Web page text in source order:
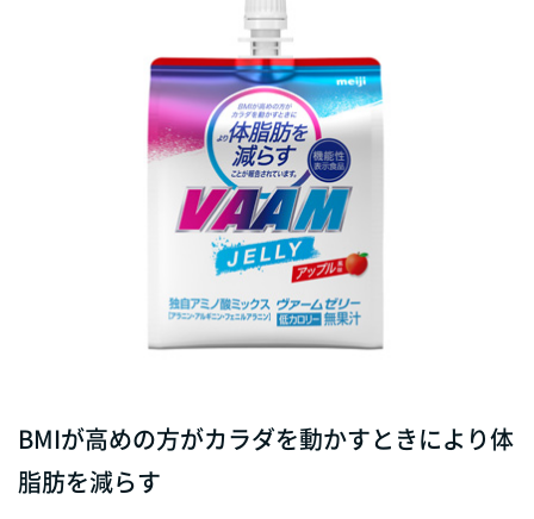
BMIが高めの方がカラダを動かすときにより体
脂肪を減らす